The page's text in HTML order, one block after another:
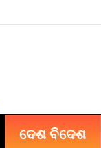
ଦେଶ ବିଦେଶ